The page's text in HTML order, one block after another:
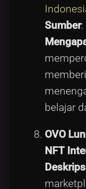
Sumber:
belajar
OVO
NFT